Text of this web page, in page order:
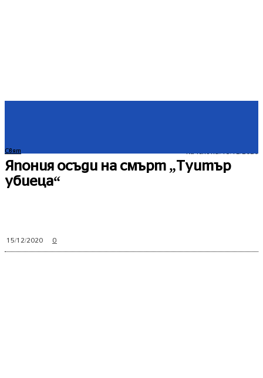
Свят
Япония осъди на смърт „Туитър
убиеца“
15/12/2020 0